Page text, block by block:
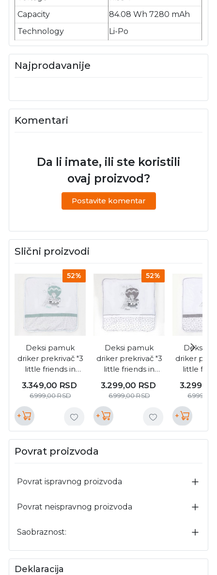
Capacity
84.08 Wh 7280 mAh
Technology
Li-Po
Najprodavanije
Komentari
Da li imate, ili ste koristili
ovaj proizvod?
Postavite komentar
Slični proizvodi
52%
Deksi pamuk
driker prekrivač "3
little friends in
3.349,00 RSD
6.999,00RSD
+
52%
Deksi pamuk
driker prekrivač "3
little friends in
3.299,00 RSD
6.999,00RSD
+
Deksi
driker
little
3.299,00
6.999,00
+
Povrat proizvoda
Povrat ispravnog proizvoda
Povrat neispravnog proizvoda
Saobraznost:
Deklaracija